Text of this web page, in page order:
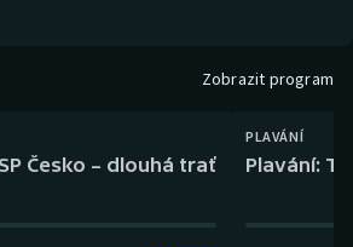
Zobrazit program
Česko – dlouhá trať
PLAVÁNÍ
Plavání: